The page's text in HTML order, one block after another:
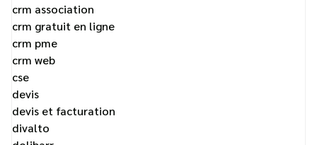
crm association
crm gratuit en ligne
crm pme
crm web
cse
devis
devis et facturation
divalto